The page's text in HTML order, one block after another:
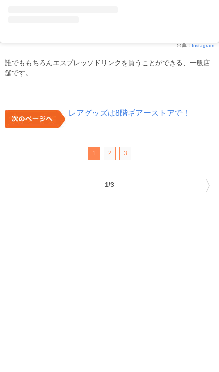
出典： Instagram
誰でももちろんエスプレッソドリンクを買うことができる、一般店
舗です。
レアグッズは8階ギアーストアで！
1 2 3
1/3 〉